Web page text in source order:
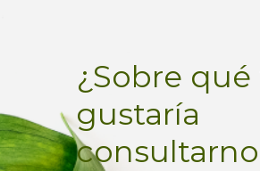
¿Sobre qué
gustaría